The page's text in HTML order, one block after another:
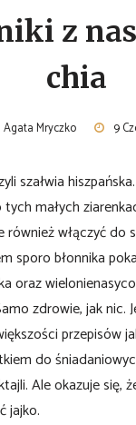
z
chia
Agata Mryczko 9
szałwia
małych
również włączyć do
sporo błonnika
oraz
zdrowie, jak nic.
przepisów
do
Ale okazuje się,
jajko.